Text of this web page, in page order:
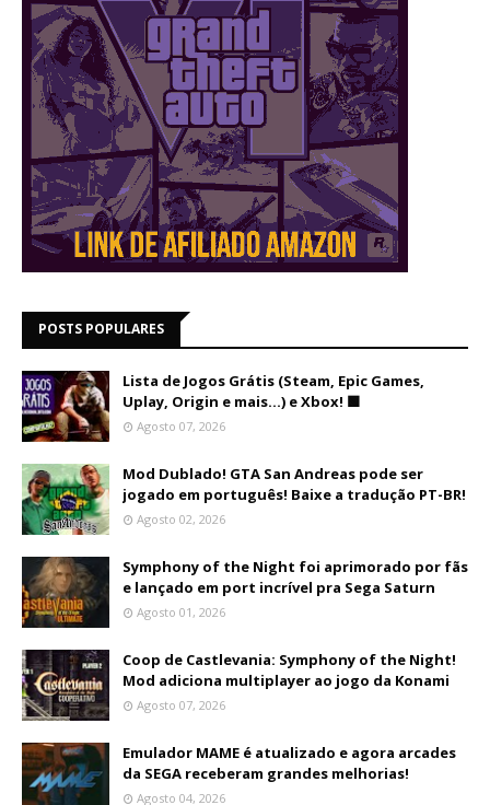
POSTS POPULARES
Lista de Jogos Grátis (Steam, Epic Games,
Uplay, Origin e mais...) e Xbox! 🟩
Agosto 07, 2026
Mod Dublado! GTA San Andreas pode ser
jogado em português! Baixe a tradução PT-BR!
Agosto 02, 2026
Symphony of the Night foi aprimorado por fãs
e lançado em port incrível pra Sega Saturn
Agosto 01, 2026
Coop de Castlevania: Symphony of the Night!
Mod adiciona multiplayer ao jogo da Konami
Agosto 07, 2026
Emulador MAME é atualizado e agora arcades
da SEGA receberam grandes melhorias!
Agosto 04, 2026